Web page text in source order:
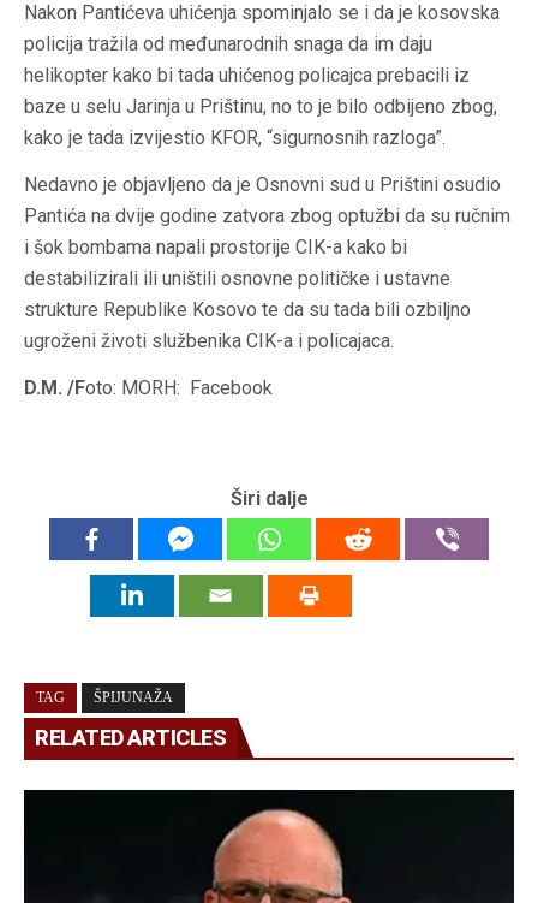
Nakon Pantićeva uhićenja spominjalo se i da je kosovska
policija tražila od međunarodnih snaga da im daju
helikopter kako bi tada uhićenog policajca prebacili iz
baze u selu Jarinja u Prištinu, no to je bilo odbijeno zbog,
kako je tada izvijestio KFOR, “sigurnosnih razloga”.
Nedavno je objavljeno da je Osnovni sud u Prištini osudio
Pantića na dvije godine zatvora zbog optužbi da su ručnim
i šok bombama napali prostorije CIK-a kako bi
destabilizirali ili uništili osnovne političke i ustavne
strukture Republike Kosovo te da su tada bili ozbiljno
ugroženi životi službenika CIK-a i policajaca.
D.M. /Foto: MORH: Facebook
Širi dalje
TAG ŠPIJUNAŽA
RELATED ARTICLES